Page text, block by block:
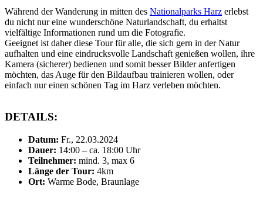
Während der Wanderung in mitten des Nationalparks Harz erlebst
du nicht nur eine wunderschöne Naturlandschaft, du erhaltst
vielfältige Informationen rund um die Fotografie.
Geeignet ist daher diese Tour für alle, die sich gern in der Natur
aufhalten und eine eindrucksvolle Landschaft genießen wollen, ihre
Kamera (sicherer) bedienen und somit besser Bilder anfertigen
möchten, das Auge für den Bildaufbau trainieren wollen, oder
einfach nur einen schönen Tag im Harz verleben möchten.
DETAILS:
Datum: Fr., 22.03.2024
Dauer: 14:00 – ca. 18:00 Uhr
Teilnehmer: mind. 3, max 6
Länge der Tour: 4km
Ort: Warme Bode, Braunlage